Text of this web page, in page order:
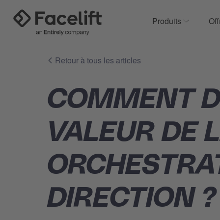
Produits Show
Retour à tous les articles
COMMENT
VALEUR DE
DIRECTION ?